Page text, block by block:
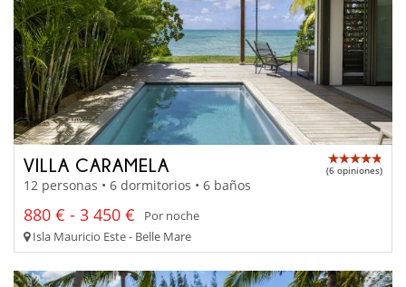
VILLA CARAMELA (6 opiniones)
12 personas • 6 dormitorios • 6 baños
880 € - 3 450 €
Por noche
Isla Mauricio Este - Belle Mare